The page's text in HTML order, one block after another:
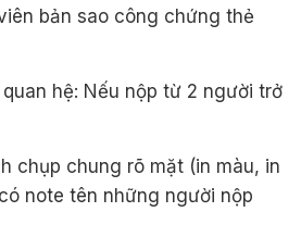
bản sao công chứng thẻ
hệ: Nếu nộp từ 2 người trở
chụp chung rõ mặt (in màu, in
note tên những người nộp